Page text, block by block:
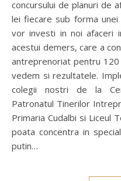
concursului de planuri de
lei fiecare sub forma
vor investi in noi afaceri
acestui demers, care a
antreprenoriat pentru 120
vedem si rezultatele.
colegii nostri de la
Patronatul Tinerilor
Primaria Cudalbi si Liceul
poata concentra in
putin…